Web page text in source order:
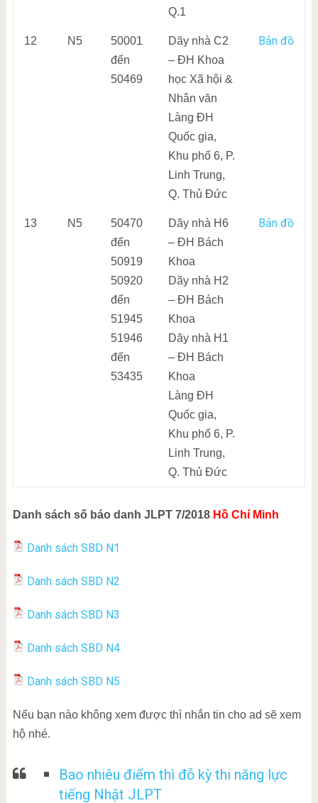
Q.1
12 N5
50001
đến
50469
Dãy nhà C2
– ĐH Khoa
học Xã hội &
Nhân văn
Làng ĐH
Quốc gia,
Khu phố 6, P.
Linh Trung,
Q. Thủ Đức
Bản đồ
13 N5
50470
đến
50919
50920
đến
51945
51946
đến
53435
Dãy nhà H6
– ĐH Bách
Khoa
Dãy nhà H2
– ĐH Bách
Khoa
Dãy nhà H1
– ĐH Bách
Khoa
Làng ĐH
Quốc gia,
Khu phố 6, P.
Linh Trung,
Q. Thủ Đức
Bản đồ
Danh sách số báo danh JLPT 7/2018Hồ Chí Minh
Danh sách SBD N1
Danh sách SBD N2
Danh sách SBD N3
Danh sách SBD N4
Danh sách SBD N5
Nếu bạn nào không xem được thì nhắn tin cho ad sẽ xem
hộ nhé.
Bao nhiêu điểm thì đỗ kỳ thi năng lực
tiếng Nhật JLPT